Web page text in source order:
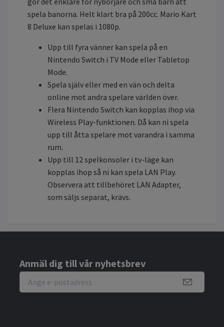
spela banorna. Helt klart bra på 200cc. Mario Kart
8 Deluxe kan spelas i 1080p.
Upp till fyra vänner kan spela på en
Nintendo Switch i TV Mode eller Tabletop
Mode.
Spela själv eller med en vän och delta
online mot andra spelare världen över.
Flera Nintendo Switch kan kopplas ihop via
Wireless Play-funktionen. Då kan ni spela
upp till åtta spelare mot varandra i samma
rum.
Upp till 12 spelkonsoler i tv-läge kan
kopplas ihop så ni kan spela LAN Play.
Observera att tillbehöret LAN Adapter,
som säljs separat, krävs.
Anmäl dig till vår nyhetsbrev